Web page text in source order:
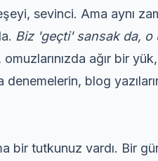
sevinci. Ama aynı
Biz 'geçti' sansak da, o
ağır bir
blog
bir tutkunuz vardı. Bir